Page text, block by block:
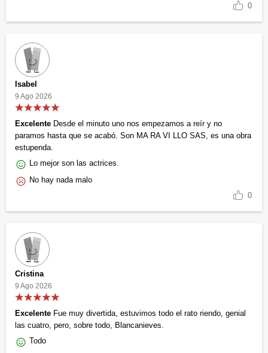
0
Isabel
9 Ago 2026
Excelente Desde el minuto uno nos empezamos a reír y no
paramos hasta que se acabó. Son MA RA VI LLO SAS, es una obra
estupenda.
Lo mejor son las actrices.
No hay nada malo
0
Cristina
9 Ago 2026
Excelente Fue muy divertida, estuvimos todo el rato riendo, genial
las cuatro, pero, sobre todo, Blancanieves.
Todo